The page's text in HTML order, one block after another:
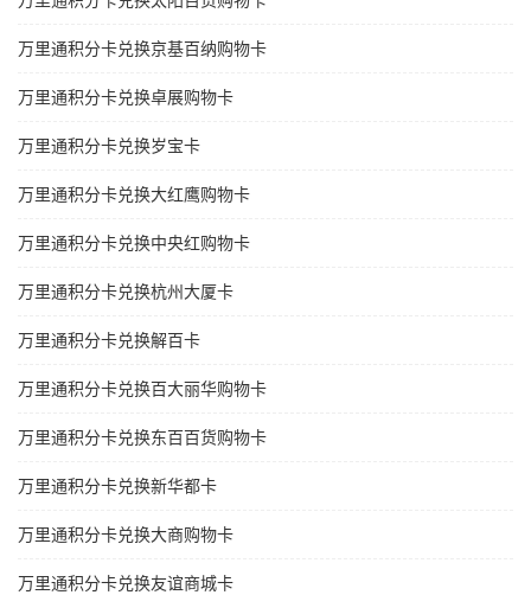
万里通积分卡兑换京基百纳购物卡
万里通积分卡兑换卓展购物卡
万里通积分卡兑换岁宝卡
万里通积分卡兑换大红鹰购物卡
万里通积分卡兑换中央红购物卡
万里通积分卡兑换杭州大厦卡
万里通积分卡兑换解百卡
万里通积分卡兑换百大丽华购物卡
万里通积分卡兑换东百百货购物卡
万里通积分卡兑换新华都卡
万里通积分卡兑换大商购物卡
万里通积分卡兑换友谊商城卡